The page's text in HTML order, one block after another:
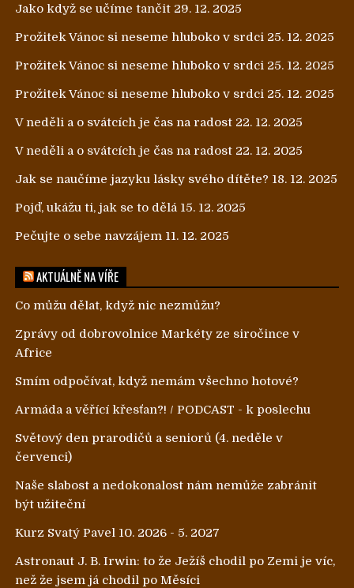
Jako když se učíme tančit 29. 12. 2025
Prožitek Vánoc si neseme hluboko v srdci 25. 12. 2025
Prožitek Vánoc si neseme hluboko v srdci 25. 12. 2025
Prožitek Vánoc si neseme hluboko v srdci 25. 12. 2025
V neděli a o svátcích je čas na radost 22. 12. 2025
V neděli a o svátcích je čas na radost 22. 12. 2025
Jak se naučíme jazyku lásky svého dítěte? 18. 12. 2025
Pojď, ukážu ti, jak se to dělá 15. 12. 2025
Pečujte o sebe navzájem 11. 12. 2025
AKTUÁLNĚ NA VÍŘE
Co můžu dělat, když nic nezmůžu?
Zprávy od dobrovolnice Markéty ze siročince v
Africe
Smím odpočívat, když nemám všechno hotové?
Armáda a věřící křesťan?! / PODCAST - k poslechu
Světový den prarodičů a seniorů (4. neděle v
červenci)
Naše slabost a nedokonalost nám nemůže zabránit
být užiteční
Kurz Svatý Pavel 10. 2026 - 5. 2027
Astronaut J. B. Irwin: to že Ježíš chodil po Zemi je víc,
než že jsem já chodil po Měsíci